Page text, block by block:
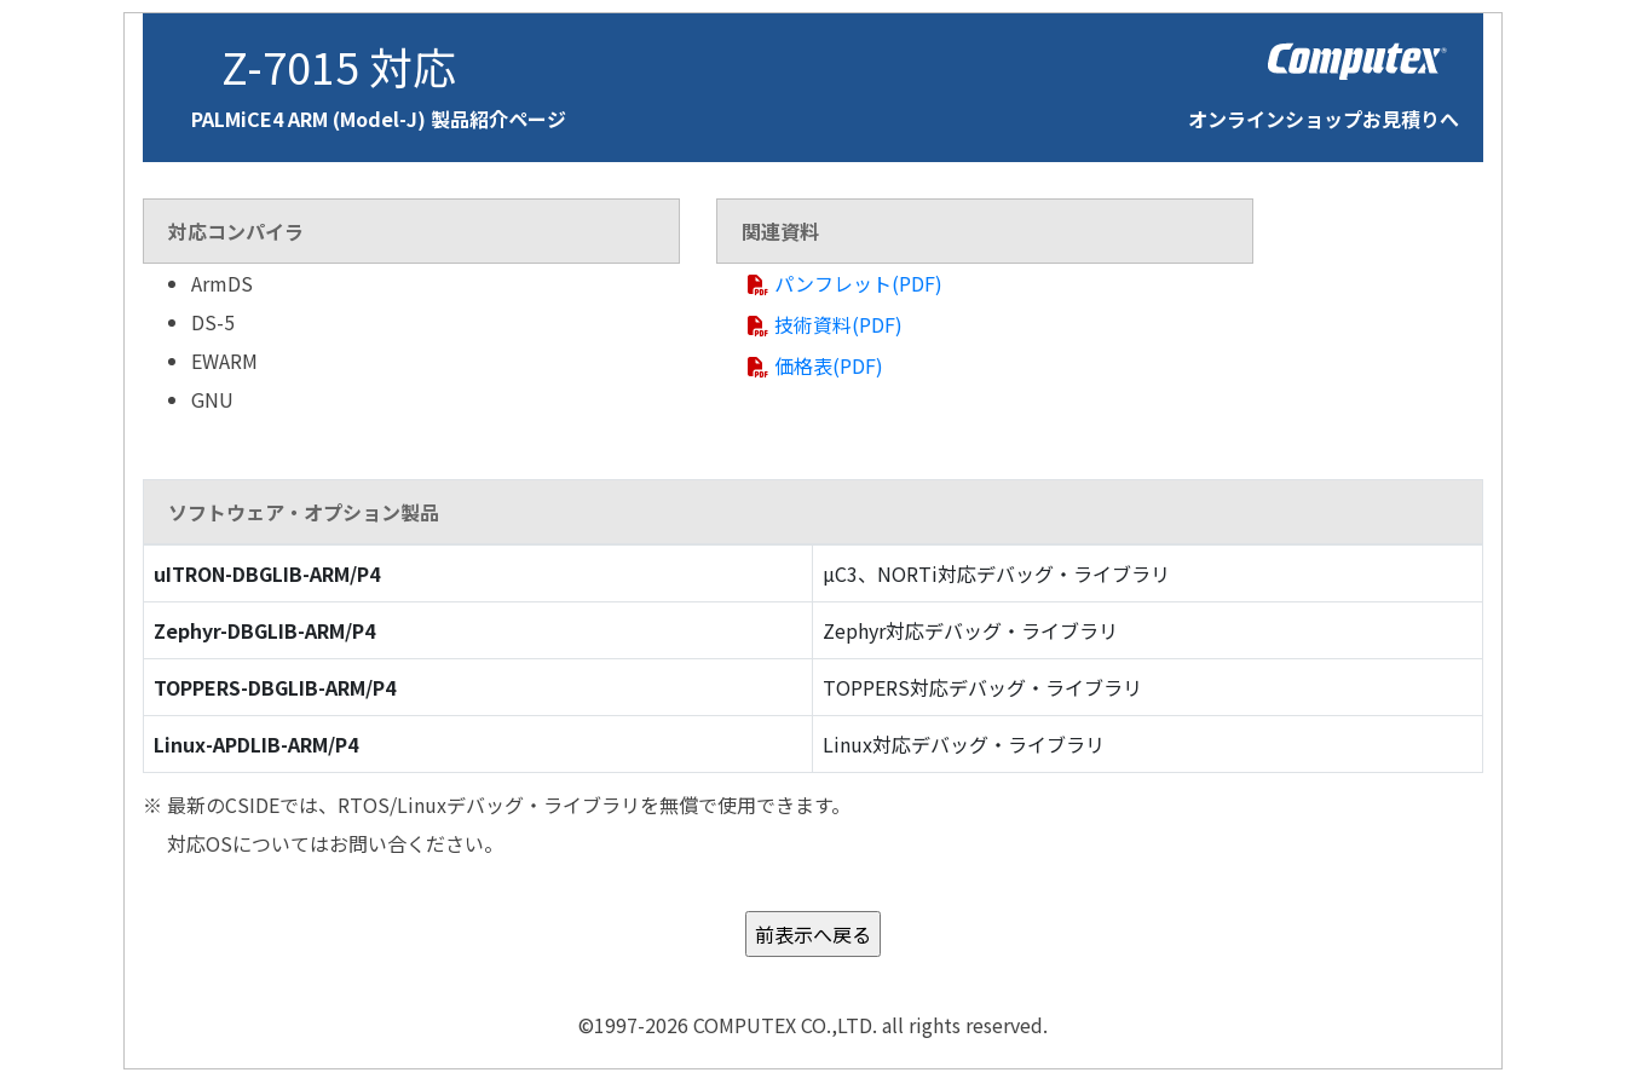
Z-7015 対応
PALMiCE4 ARM (Model-J) 製品紹介ページ オンラインショップお見積りへ
対応コンパイラ
ArmDS
DS-5
EWARM
GNU
関連資料
パンフレット(PDF)
技術資料(PDF)
価格表(PDF)
ソフトウェア・オプション製品
uITRON-DBGLIB-ARM/P4
µC3、NORTi対応デバッグ・ライブラリ
Zephyr-DBGLIB-ARM/P4
Zephyr対応デバッグ・ライブラリ
TOPPERS-DBGLIB-ARM/P4
TOPPERS対応デバッグ・ライブラリ
Linux-APDLIB-ARM/P4
Linux対応デバッグ・ライブラリ
※ 最新のCSIDEでは、RTOS/Linuxデバッグ・ライブラリを無償で使用できます。
対応OSについてはお問い合ください。
©1997-2026 COMPUTEX CO.,LTD. all rights reserved.